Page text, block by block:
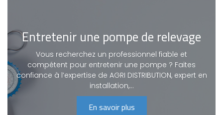
Entretenir une pompe de relevage
Vous recherchez un professionnel fiable et
compétent pour entretenir une pompe ? Faites
confiance à l’expertise de AGRI DISTRIBUTION, expert en
installation,…
En savoir plus